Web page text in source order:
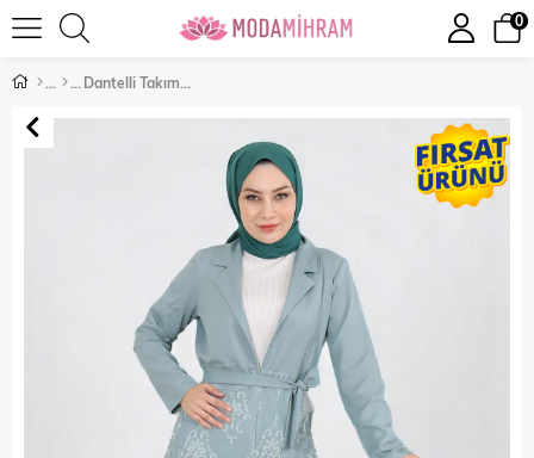
0
Dantelli Takım Mint 9331